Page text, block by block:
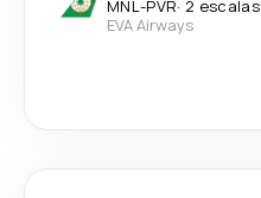
MNL-PVR· 2 escalas
EVA Airways